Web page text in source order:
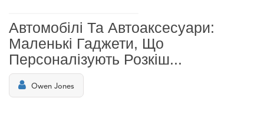
Автомобілі Та Автоаксесуари:
Маленькі Гаджети, Що
Персоналізують Розкіш...
Owen Jones